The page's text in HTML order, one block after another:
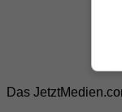
Das